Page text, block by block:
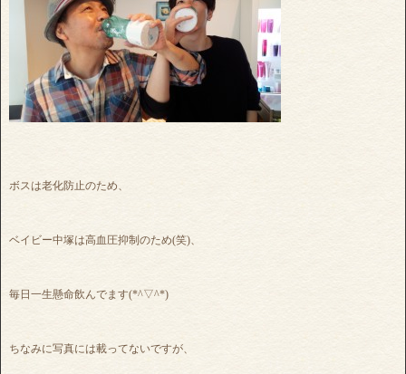
ボスは老化防止のため、
ベイビー中塚は高血圧抑制のため(笑)、
毎日一生懸命飲んでます(*^▽^*)
ちなみに写真には載ってないですが、